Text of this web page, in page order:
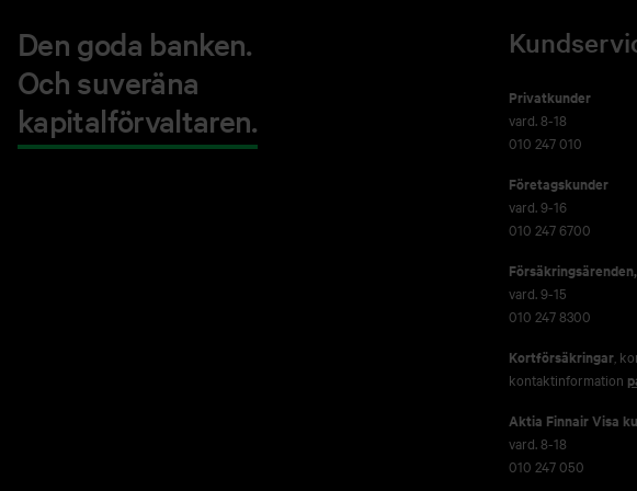
Den goda banken.
Och suveräna
kapitalförvaltaren.
Privatkunder
vard. 8-18
010 247 010
Företagskunder
vard. 9-16
010 247 6700
Försäkringsärenden,
vard. 9-15
010 247 8300
Kortförsäkringar,
kontaktinformation
Aktia Finnair Visa
vard. 8-18
010 247 050